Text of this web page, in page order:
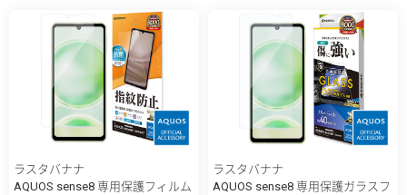
ラスタバナナ
AQUOS sense8 専用保護フィルム
ラスタバナナ
AQUOS sense8 専用保護ガラスフ